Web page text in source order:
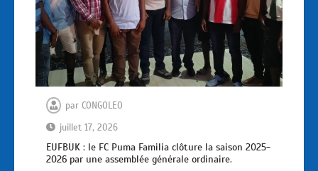
par CONGOLEO
juillet 17, 2026
EUFBUK : le FC Puma Familia clôture la saison 2025-
2026 par une assemblée générale ordinaire.